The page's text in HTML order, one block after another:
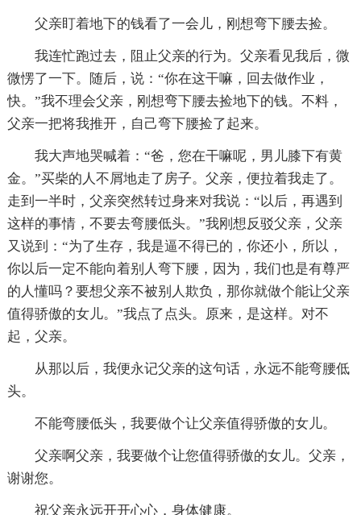
父亲盯着地下的钱看了一会儿，刚想弯下腰去捡。
我连忙跑过去，阻止父亲的行为。父亲看见我后，微
微愣了一下。随后，说：“你在这干嘛，回去做作业，
快。”我不理会父亲，刚想弯下腰去捡地下的钱。不料，
父亲一把将我推开，自己弯下腰捡了起来。
我大声地哭喊着：“爸，您在干嘛呢，男儿膝下有黄
金。”买柴的人不屑地走了房子。父亲，便拉着我走了。
走到一半时，父亲突然转过身来对我说：“以后，再遇到
这样的事情，不要去弯腰低头。”我刚想反驳父亲，父亲
又说到：“为了生存，我是逼不得已的，你还小，所以，
你以后一定不能向着别人弯下腰，因为，我们也是有尊严
的人懂吗？要想父亲不被别人欺负，那你就做个能让父亲
值得骄傲的女儿。”我点了点头。原来，是这样。对不
起，父亲。
从那以后，我便永记父亲的这句话，永远不能弯腰低
头。
不能弯腰低头，我要做个让父亲值得骄傲的女儿。
父亲啊父亲，我要做个让您值得骄傲的女儿。父亲，
谢谢您。
祝父亲永远开开心心，身体健康。